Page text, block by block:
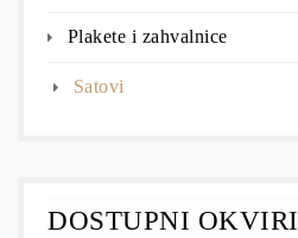
Plakete i zahvalnice
Satovi
DOSTUPNI OKVIRI